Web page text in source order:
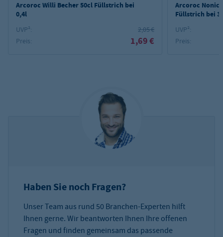
Arcoroc Willi Becher 50cl Füllstrich bei
0,4l
UVP²:
2,05 €
Preis:
1,69 €
Arcoroc Nonic
Füllstrich bei
UVP²:
Preis:
Haben Sie noch Fragen?
Unser Team aus rund 50 Branchen-Experten hilft
Ihnen gerne. Wir beantworten Ihnen Ihre offenen
Fragen und finden gemeinsam das passende